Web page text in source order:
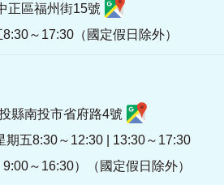
正區福州街15號
～17:30（國定假日除外）
縣南投市省府路4號
期五8:30～12:30 | 13:30～17:30
9:00～16:30）（國定假日除外）